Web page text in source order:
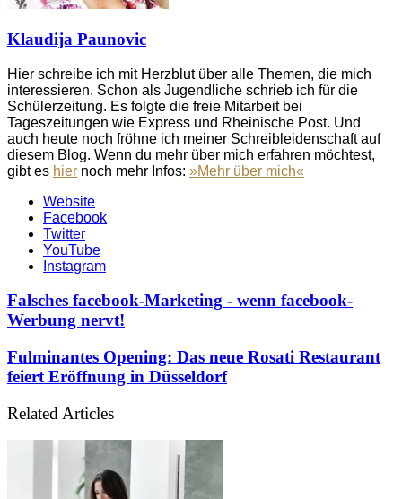
Klaudija Paunovic
Hier schreibe ich mit Herzblut über alle Themen, die mich
interessieren. Schon als Jugendliche schrieb ich für die
Schülerzeitung. Es folgte die freie Mitarbeit bei
Tageszeitungen wie Express und Rheinische Post. Und
auch heute noch fröhne ich meiner Schreibleidenschaft auf
diesem Blog. Wenn du mehr über mich erfahren möchtest,
gibt es hier noch mehr Infos: »Mehr über mich«
Website
Facebook
Twitter
YouTube
Instagram
Falsches facebook-Marketing - wenn facebook-
Werbung nervt!
Fulminantes Opening: Das neue Rosati Restaurant
feiert Eröffnung in Düsseldorf
Related Articles